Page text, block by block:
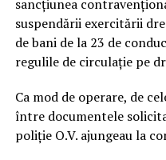
sancțiunea
suspendării exercitării
de bani de la 23 de
regulile de circulație pe
Ca mod de operare, de
între documentele
poliție O.V. ajungeau la